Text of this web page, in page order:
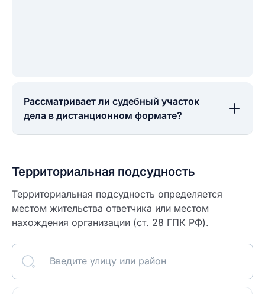
Рассматривает ли судебный участок
дела в дистанционном формате?
Территориальная подсудность
Территориальная подсудность определяется
местом жительства ответчика или местом
нахождения организации (ст. 28 ГПК РФ).
Введите улицу или район